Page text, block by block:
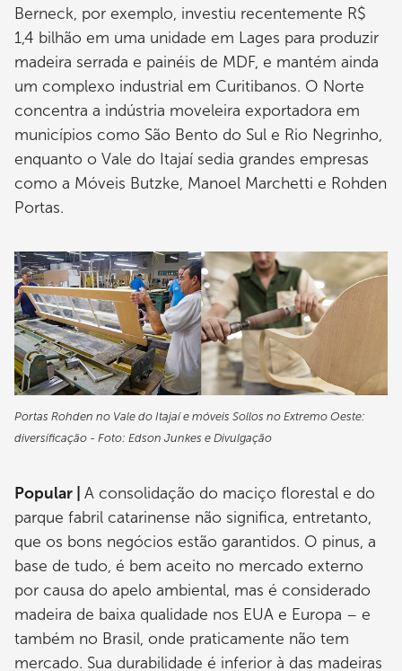
Berneck, por exemplo, investiu recentemente R$
1,4 bilhão em uma unidade em Lages para produzir
madeira serrada e painéis de MDF, e mantém ainda
um complexo industrial em Curitibanos. O Norte
concentra a indústria moveleira exportadora em
municípios como São Bento do Sul e Rio Negrinho,
enquanto o Vale do Itajaí sedia grandes empresas
como a Móveis Butzke, Manoel Marchetti e Rohden
Portas.
Portas Rohden no Vale do Itajaí e móveis Sollos no Extremo Oeste:
diversificação - Foto: Edson Junkes e Divulgação
Popular | A consolidação do maciço florestal e do
parque fabril catarinense não significa, entretanto,
que os bons negócios estão garantidos. O pinus, a
base de tudo, é bem aceito no mercado externo
por causa do apelo ambiental, mas é considerado
madeira de baixa qualidade nos EUA e Europa – e
também no Brasil, onde praticamente não tem
mercado. Sua durabilidade é inferior à das madeiras